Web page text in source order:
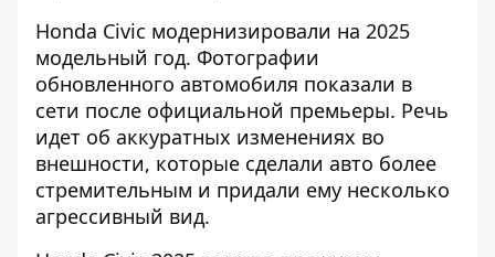
Honda Civic модернизировали на 2025
модельный год. Фотографии
обновленного автомобиля показали в
сети после официальной премьеры. Речь
идет об аккуратных изменениях во
внешности, которые сделали авто более
стремительным и придали ему несколько
агрессивный вид.